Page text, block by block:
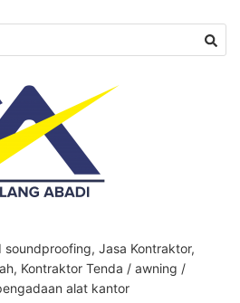
Jasa Kontraktor,
Kontraktor Tenda / awning /
alat kantor